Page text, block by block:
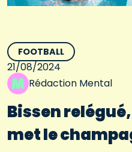
FOOTBALL
21/08/2024
Rédaction Mental
Bissen
met le